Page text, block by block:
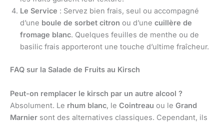
Le Service : Servez bien frais, seul ou accompagné
d’une boule de sorbet citron ou d’une cuillère de
fromage blanc. Quelques feuilles de menthe ou de
basilic frais apporteront une touche d’ultime fraîcheur.
FAQ sur la Salade de Fruits au Kirsch
Peut-on remplacer le kirsch par un autre alcool ?
Absolument. Le rhum blanc, le Cointreau ou le Grand
Marnier sont des alternatives classiques. Cependant, ils